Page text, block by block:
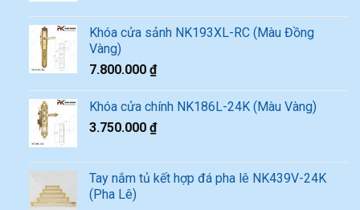
Khóa cửa sảnh NK193XL-RC (Màu Đồng
Vàng)
7.800.000 ₫
Khóa cửa chính NK186L-24K (Màu Vàng)
3.750.000 ₫
Tay nắm tủ kết hợp đá pha lê NK439V-24K
(Pha Lê)